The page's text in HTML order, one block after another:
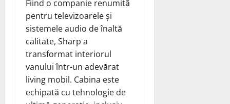
Fiind o companie renumită
pentru televizoarele și
sistemele audio de înaltă
calitate, Sharp a
transformat interiorul
vanului într-un adevărat
living mobil. Cabina este
echipată cu tehnologie de